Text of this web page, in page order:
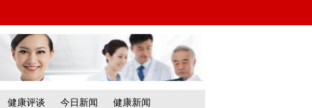
健康评谈 今日新闻 健康新闻